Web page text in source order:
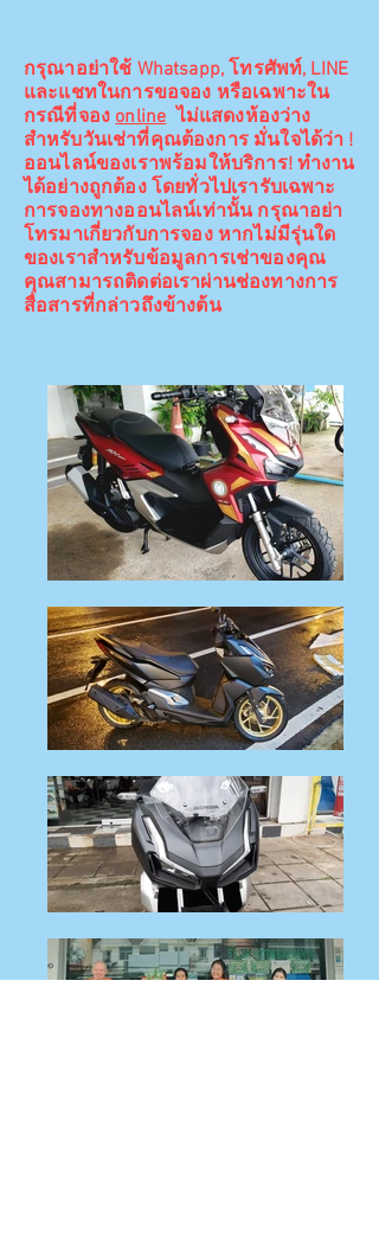
กรุณาอย่าใช้ Whatsapp, โทรศัพท์, LINE
และแชทในการขอจอง หรือเฉพาะใน
กรณีที่จองonlineไม่แสดงห้องว่าง
สำหรับวันเช่าที่คุณต้องการ มั่นใจได้ว่า !
ออนไลน์ของเราพร้อมให้บริการ! ทำงาน
ได้อย่างถูกต้อง โดยทั่วไปเรารับเฉพาะ
การจองทางออนไลน์เท่านั้น กรุณาอย่า
โทรมาเกี่ยวกับการจอง หากไม่มีรุ่นใด
ของเราสำหรับข้อมูลการเช่าของคุณ
คุณสามารถติดต่อเราผ่านช่องทางการ
สื่อสารที่กล่าวถึงข้างต้น